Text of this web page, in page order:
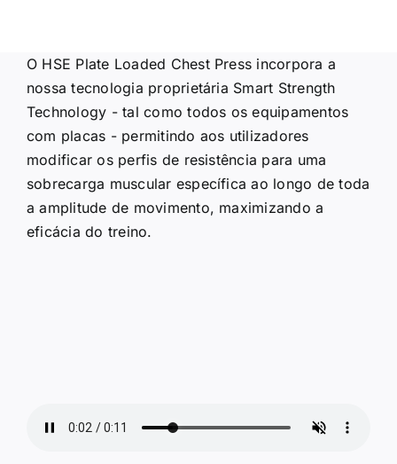
O HSE Plate Loaded Chest Press incorpora a
nossa tecnologia proprietária Smart Strength
Technology - tal como todos os equipamentos
com placas - permitindo aos utilizadores
modificar os perfis de resistência para uma
sobrecarga muscular específica ao longo de toda
a amplitude de movimento, maximizando a
eficácia do treino.